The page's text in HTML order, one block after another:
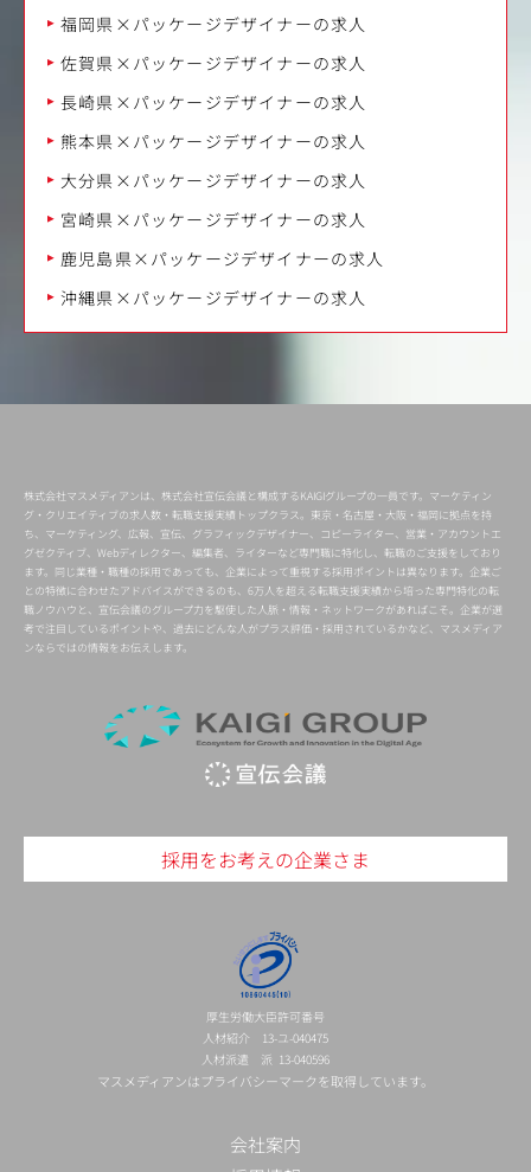
福岡県×パッケージデザイナーの求人
佐賀県×パッケージデザイナーの求人
長崎県×パッケージデザイナーの求人
熊本県×パッケージデザイナーの求人
大分県×パッケージデザイナーの求人
宮崎県×パッケージデザイナーの求人
鹿児島県×パッケージデザイナーの求人
沖縄県×パッケージデザイナーの求人
株式会社マスメディアンは、株式会社宣伝会議と構成するKAIGIグループの一員です。マーケティン
グ・クリエイティブの求人数・転職支援実績トップクラス。東京・名古屋・大阪・福岡に拠点を持
ち、マーケティング、広報、宣伝、グラフィックデザイナー、コピーライター、営業・アカウントエ
グゼクティブ、Webディレクター、編集者、ライターなど専門職に特化し、転職のご支援をしており
ます。同じ業種・職種の採用であっても、企業によって重視する採用ポイントは異なります。企業ご
との特徴に合わせたアドバイスができるのも、6万人を超える転職支援実績から培った専門特化の転
職ノウハウと、宣伝会議のグループ力を駆使した人脈・情報・ネットワークがあればこそ。企業が選
考で注目しているポイントや、過去にどんな人がプラス評価・採用されているかなど、マスメディア
ンならではの情報をお伝えします。
採用をお考えの企業さま
厚生労働大臣許可番号
人材紹介 13-ユ-040475
人材派遣 派 13-040596
マスメディアンはプライバシーマークを取得しています。
会社案内